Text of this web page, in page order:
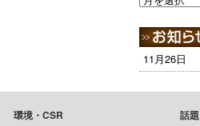
11月26日
環境・CSR 話題